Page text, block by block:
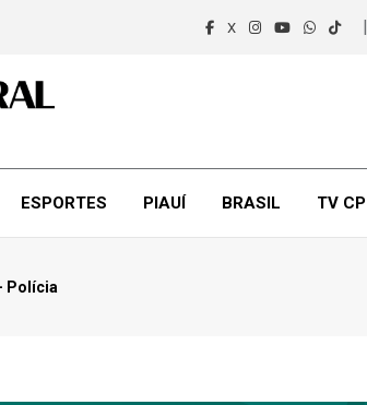
X |
ESPORTES PIAUÍ BRASIL TV CP
Polícia